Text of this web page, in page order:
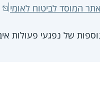
אתר המוסד לביטוח לאומי
של נפגעי פעולות